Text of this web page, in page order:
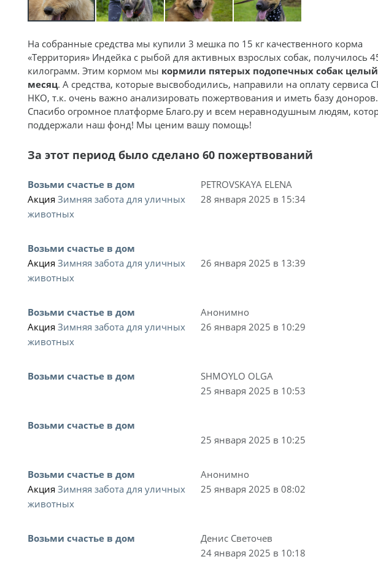
На собранные средства мы купили 3 мешка по 15 кг качественного корма
«Территория» Индейка с рыбой для активных взрослых собак, получилось
килограмм. Этим кормом мы кормили пятерых подопечных собак целый
месяц. А средства, которые высвободились, направили на оплату сервиса
НКО, т.к. очень важно анализировать пожертвования и иметь базу доноров.
Спасибо огромное платформе Благо.ру и всем неравнодушным людям,
поддержали наш фонд! Мы ценим вашу помощь!
За этот период было сделано 60 пожертвований
Возьми счастье в дом
Акция Зимняя забота для уличных
животных
PETROVSKAYA ELENA
28 января 2025 в 15:34
Возьми счастье в дом
Акция Зимняя забота для уличных
животных
26 января 2025 в 13:39
Возьми счастье в дом
Акция Зимняя забота для уличных
животных
Анонимно
26 января 2025 в 10:29
Возьми счастье в дом
SHMOYLO OLGA
25 января 2025 в 10:53
Возьми счастье в дом
25 января 2025 в 10:25
Возьми счастье в дом
Акция Зимняя забота для уличных
животных
Анонимно
25 января 2025 в 08:02
Возьми счастье в дом
Денис Светочев
24 января 2025 в 10:18